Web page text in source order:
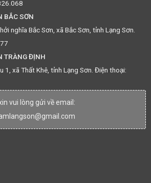
BẮC SƠN
nghĩa Bắc Sơn, xã Bắc Sơn, tỉnh Lạng Sơn.
TRÀNG ĐỊNH
1, xã Thất Khê, tỉnh Lạng Sơn. Điện thoại:
vui lòng gửi về email: